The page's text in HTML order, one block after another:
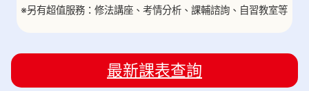
※另有超值服務：修法講座、考情分析、課輔諮詢、自習教室等
最新課表查詢